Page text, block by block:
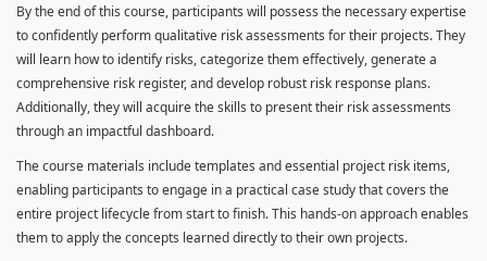
By the end of this course, participants will possess the necessary expertise
to confidently perform qualitative risk assessments for their projects. They
will learn how to identify risks, categorize them effectively, generate a
comprehensive risk register, and develop robust risk response plans.
Additionally, they will acquire the skills to present their risk assessments
through an impactful dashboard.
The course materials include templates and essential project risk items,
enabling participants to engage in a practical case study that covers the
entire project lifecycle from start to finish. This hands-on approach enables
them to apply the concepts learned directly to their own projects.